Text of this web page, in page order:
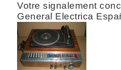
Votre signalement
General Electrica